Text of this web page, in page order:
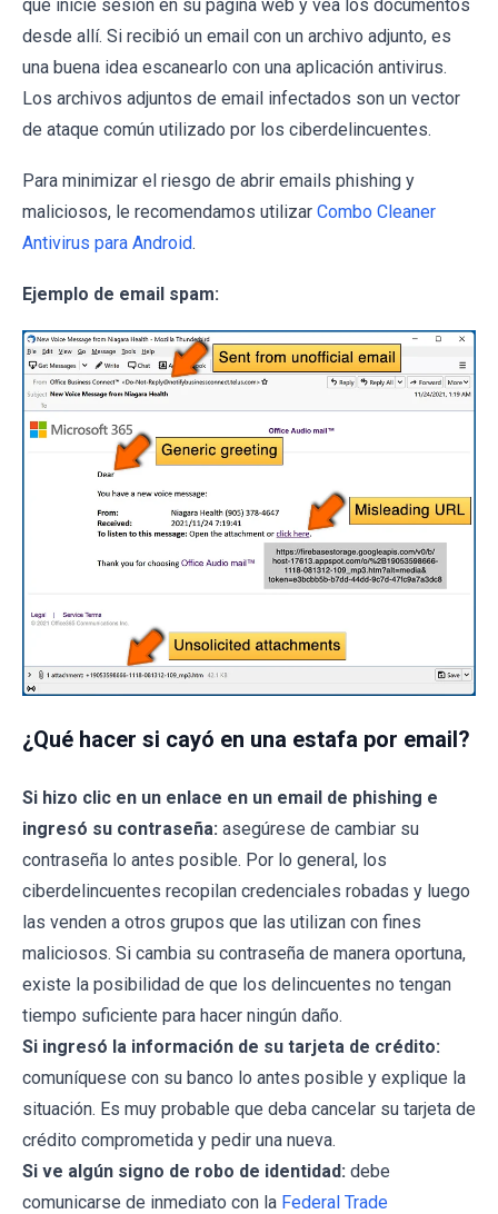
que inicie sesión en su página web y vea los documentos
desde allí. Si recibió un email con un archivo adjunto, es
una buena idea escanearlo con una aplicación antivirus.
Los archivos adjuntos de email infectados son un vector
de ataque común utilizado por los ciberdelincuentes.
Para minimizar el riesgo de abrir emails phishing y
maliciosos, le recomendamos utilizar Combo Cleaner
Antivirus para Android.
Ejemplo de email spam:
¿Qué hacer si cayó en una estafa por email?
Si hizo clic en un enlace en un email de phishing e
ingresó su contraseña: asegúrese de cambiar su
contraseña lo antes posible. Por lo general, los
ciberdelincuentes recopilan credenciales robadas y luego
las venden a otros grupos que las utilizan con fines
maliciosos. Si cambia su contraseña de manera oportuna,
existe la posibilidad de que los delincuentes no tengan
tiempo suficiente para hacer ningún daño.
Si ingresó la información de su tarjeta de crédito:
comuníquese con su banco lo antes posible y explique la
situación. Es muy probable que deba cancelar su tarjeta de
crédito comprometida y pedir una nueva.
Si ve algún signo de robo de identidad: debe
comunicarse de inmediato con la Federal Trade